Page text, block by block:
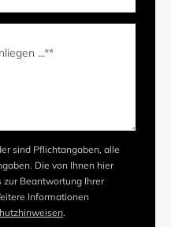
sind Pflichtangaben, alle
Die von Ihnen hier
zur Beantwortung Ihrer
Informationen
.